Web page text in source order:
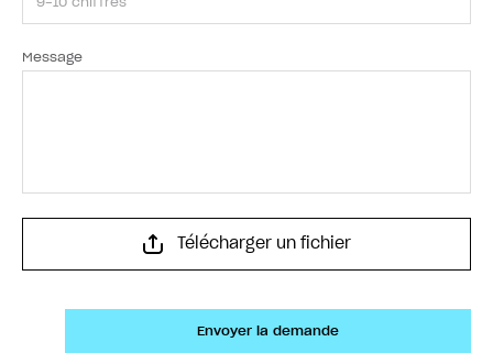
Message
Télécharger un fichier
Envoyer la demande